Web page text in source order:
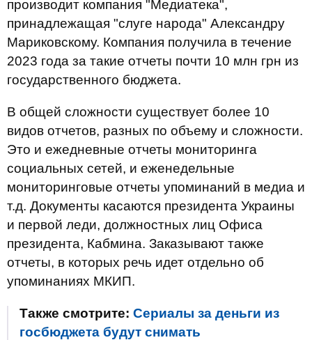
производит компания "Медиатека",
принадлежащая "слуге народа" Александру
Мариковскому. Компания получила в течение
2023 года за такие отчеты почти 10 млн грн из
государственного бюджета.
В общей сложности существует более 10
видов отчетов, разных по объему и сложности.
Это и ежедневные отчеты мониторинга
социальных сетей, и еженедельные
мониторинговые отчеты упоминаний в медиа и
т.д. Документы касаются президента Украины
и первой леди, должностных лиц Офиса
президента, Кабмина. Заказывают также
отчеты, в которых речь идет отдельно об
упоминаниях МКИП.
Также смотрите: Сериалы за деньги из
госбюджета будут снимать